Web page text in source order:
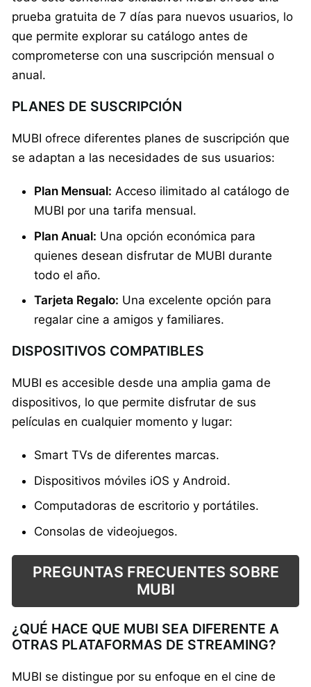
prueba gratuita de 7 días para nuevos usuarios, lo
que permite explorar su catálogo antes de
comprometerse con una suscripción mensual o
anual.
PLANES DE SUSCRIPCIÓN
MUBI ofrece diferentes planes de suscripción que
se adaptan a las necesidades de sus usuarios:
Plan Mensual: Acceso ilimitado al catálogo de
MUBI por una tarifa mensual.
Plan Anual: Una opción económica para
quienes desean disfrutar de MUBI durante
todo el año.
Tarjeta Regalo: Una excelente opción para
regalar cine a amigos y familiares.
DISPOSITIVOS COMPATIBLES
MUBI es accesible desde una amplia gama de
dispositivos, lo que permite disfrutar de sus
películas en cualquier momento y lugar:
Smart TVs de diferentes marcas.
Dispositivos móviles iOS y Android.
Computadoras de escritorio y portátiles.
Consolas de videojuegos.
PREGUNTAS FRECUENTES SOBRE
MUBI
¿QUÉ HACE QUE MUBI SEA DIFERENTE A
OTRAS PLATAFORMAS DE STREAMING?
MUBI se distingue por su enfoque en el cine de